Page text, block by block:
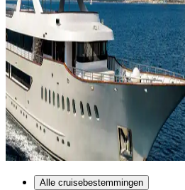
Alle cruisebestemmingen